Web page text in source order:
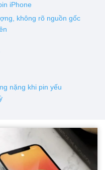
iPhone
không rõ nguồn gốc
nặng khi pin yếu